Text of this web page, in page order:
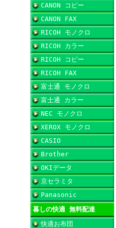
CANON コピー
CANON FAX
RICOH モノクロ
RICOH カラー
RICOH コピー
RICOH FAX
富士通 モノクロ
富士通 カラー
NEC モノクロ
XEROX モノクロ
CASIO
Brother
OKIデータ
京セラミタ
Panasonic
暮しの快適 無料配達
快適お布団